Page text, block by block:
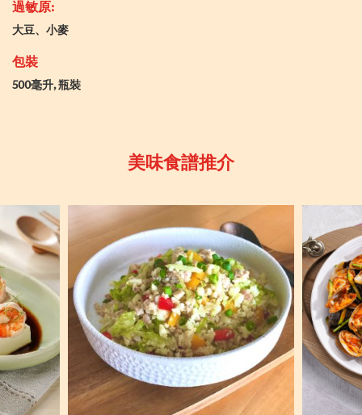
過敏原:
大豆、小麥
包裝
500毫升, 瓶裝
美味食譜推介